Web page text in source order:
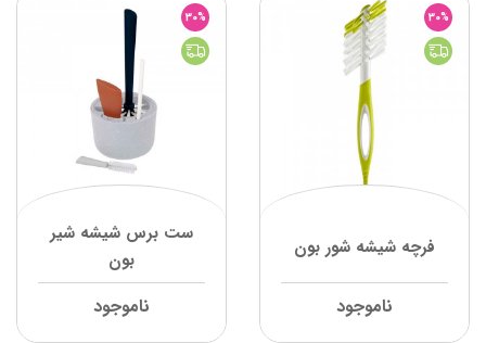
30%
فرچه شیشه شور بون
ناموجود
30%
ست برس شیشه شیر
بون
ناموجود